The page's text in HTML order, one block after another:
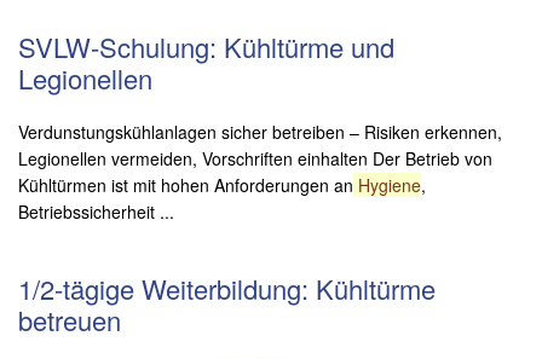
SVLW-Schulung: Kühltürme und
Legionellen
Verdunstungskühlanlagen sicher betreiben – Risiken erkennen,
Legionellen vermeiden, Vorschriften einhalten Der Betrieb von
Kühltürmen ist mit hohen Anforderungen an Hygiene,
Betriebssicherheit ...
1/2-tägige Weiterbildung: Kühltürme
betreuen